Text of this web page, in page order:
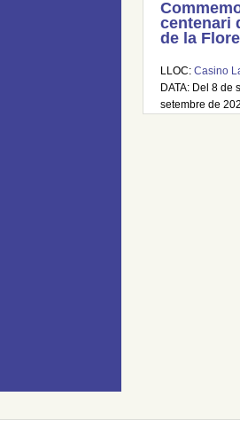
centenari
de la
LLOC: Casino
DATA: Del 8 de
setembre de